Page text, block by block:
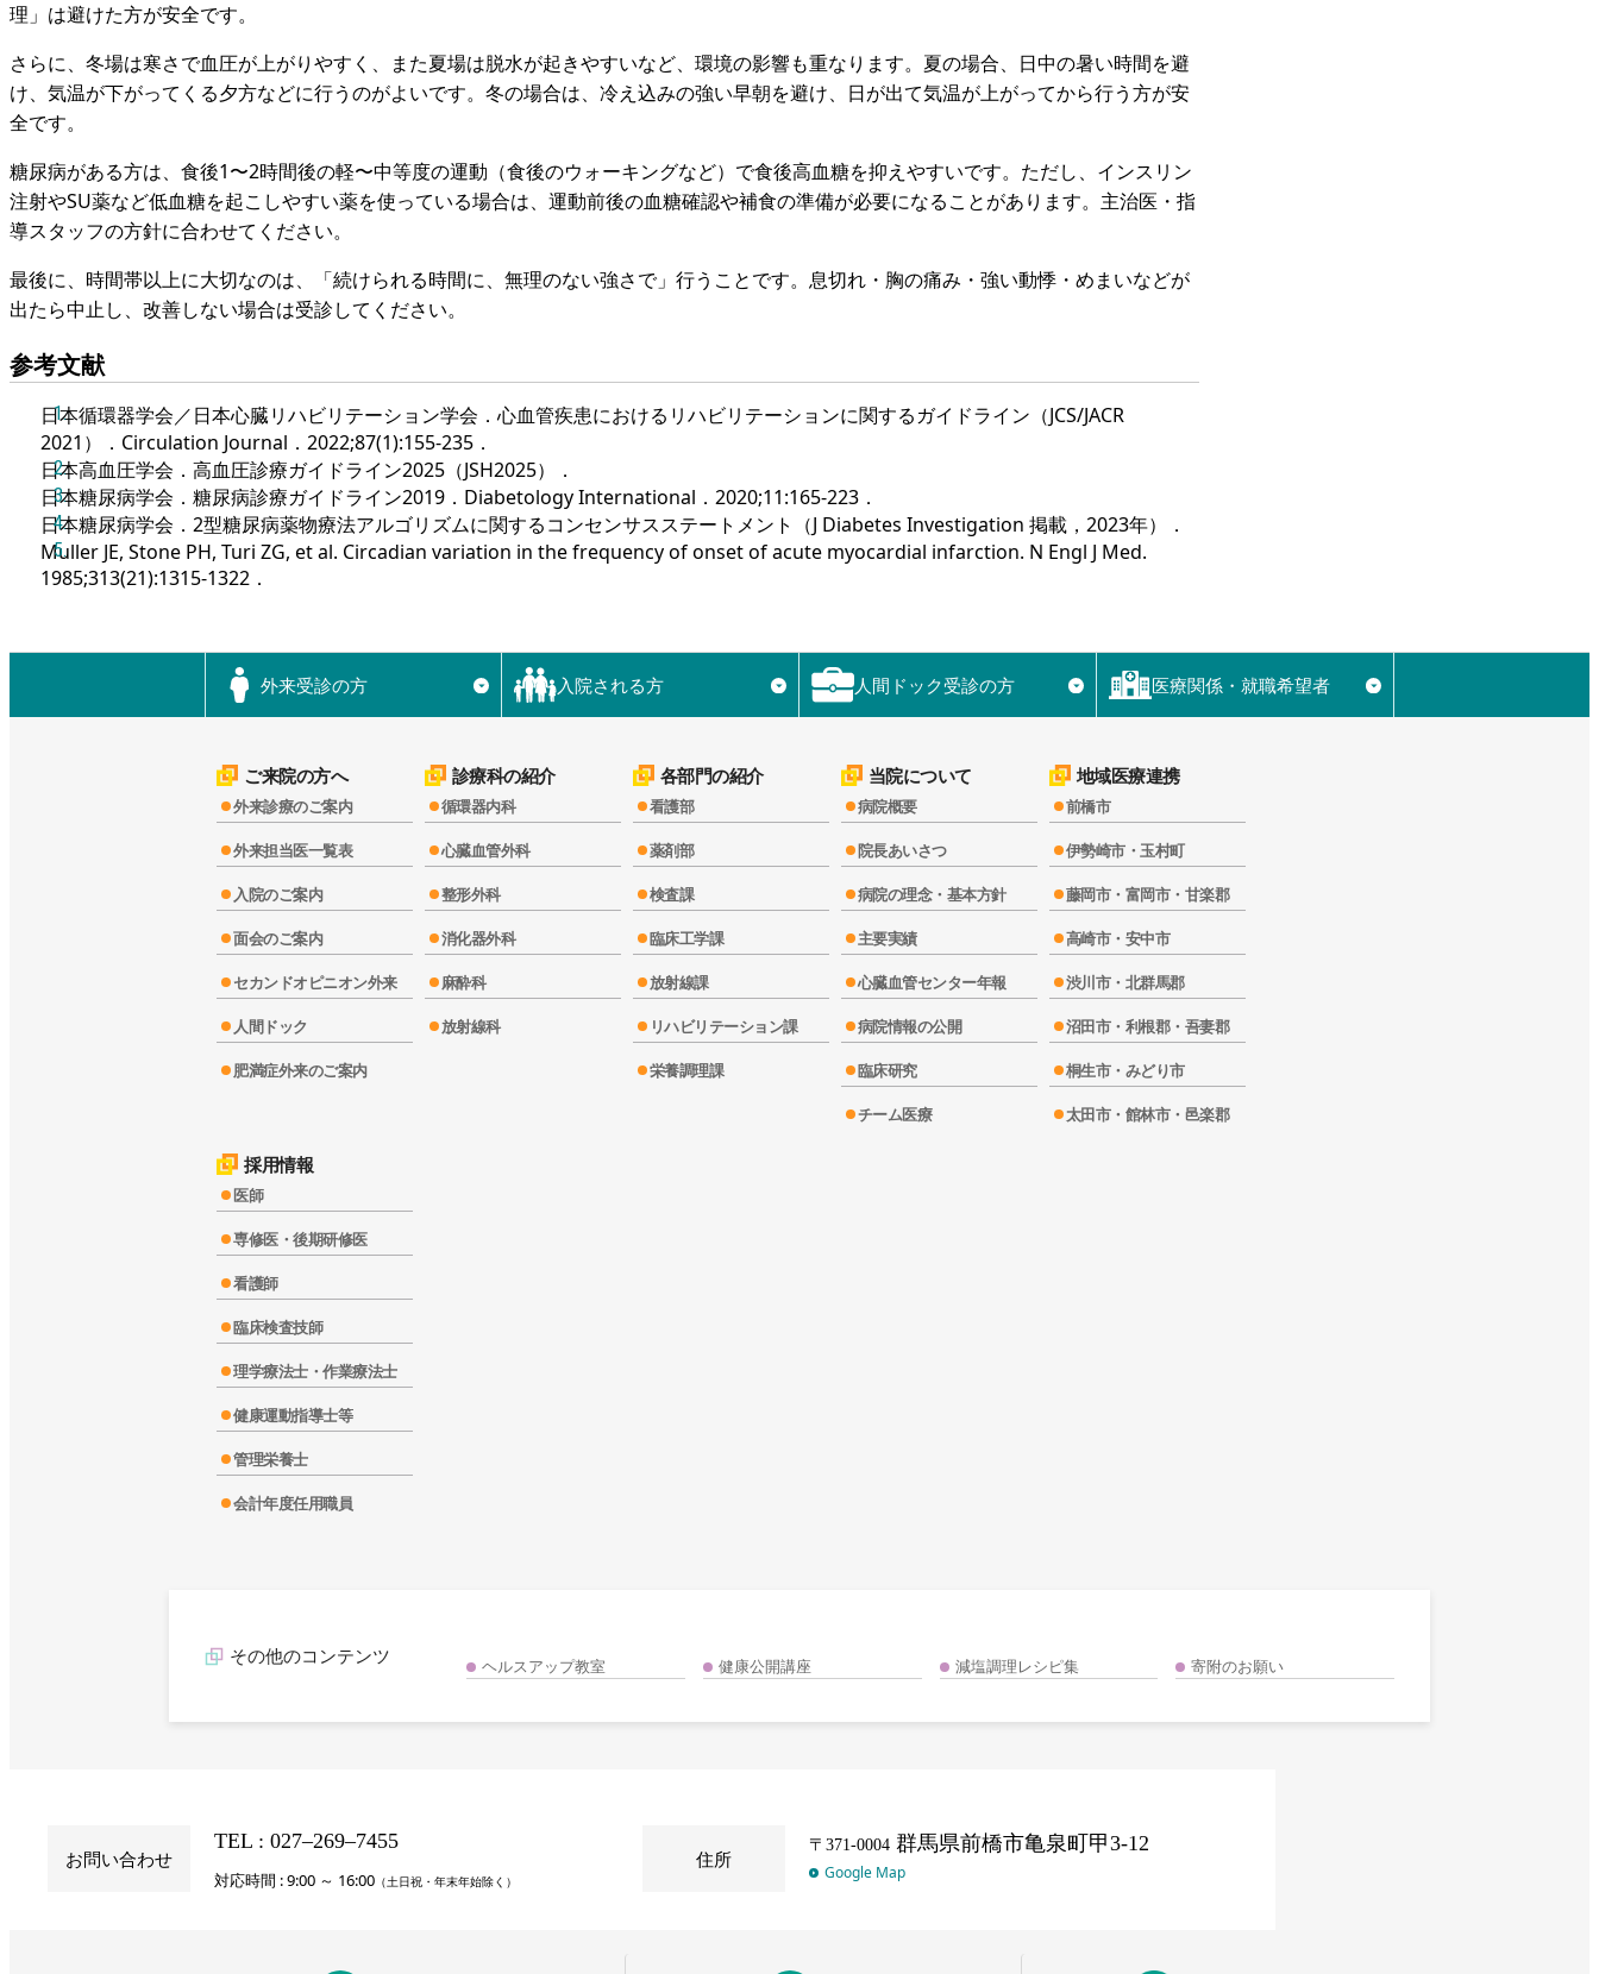
理」は避けた方が安全です。
さらに、冬場は寒さで血圧が上がりやすく、また夏場は脱水が起きやすいなど、環境の影響も重なります。夏の場合、日中の暑い時間を避
け、気温が下がってくる夕方などに行うのがよいです。冬の場合は、冷え込みの強い早朝を避け、日が出て気温が上がってから行う方が安
全です。
糖尿病がある方は、食後1〜2時間後の軽〜中等度の運動（食後のウォーキングなど）で食後高血糖を抑えやすいです。ただし、インスリン
注射やSU薬など低血糖を起こしやすい薬を使っている場合は、運動前後の血糖確認や補食の準備が必要になることがあります。主治医・指
導スタッフの方針に合わせてください。
最後に、時間帯以上に大切なのは、「続けられる時間に、無理のない強さで」行うことです。息切れ・胸の痛み・強い動悸・めまいなどが
出たら中止し、改善しない場合は受診してください。
参考文献
日本循環器学会／日本心臓リハビリテーション学会．心血管疾患におけるリハビリテーションに関するガイドライン（JCS/JACR
2021）．Circulation Journal．2022;87(1):155-235．
日本高血圧学会．高血圧診療ガイドライン2025（JSH2025）．
日本糖尿病学会．糖尿病診療ガイドライン2019．Diabetology International．2020;11:165-223．
日本糖尿病学会．2型糖尿病薬物療法アルゴリズムに関するコンセンサスステートメント（J Diabetes Investigation 掲載，2023年）．
Muller JE, Stone PH, Turi ZG, et al. Circadian variation in the frequency of onset of acute myocardial infarction. N Engl J Med.
1985;313(21):1315-1322．
外来受診の方 ▼ 入院される方 ▼ 人間ドック受診の方 ▼ 医療関係・就職希望者 ▼
ご来院の方へ
外来診療のご案内
外来担当医一覧表
入院のご案内
面会のご案内
セカンドオピニオン外来
人間ドック
肥満症外来のご案内
診療科の紹介
循環器内科
心臓血管外科
整形外科
消化器外科
麻酔科
放射線科
各部門の紹介
看護部
薬剤部
検査課
臨床工学課
放射線課
リハビリテーション課
栄養調理課
当院について
病院概要
院長あいさつ
病院の理念・基本方針
主要実績
心臓血管センター年報
病院情報の公開
臨床研究
チーム医療
地域医療連携
前橋市
伊勢崎市・玉村町
藤岡市・富岡市・甘楽郡
高崎市・安中市
渋川市・北群馬郡
沼田市・利根郡・吾妻郡
桐生市・みどり市
太田市・館林市・邑楽郡
採用情報
医師
専修医・後期研修医
看護師
臨床検査技師
理学療法士・作業療法士
健康運動指導士等
管理栄養士
会計年度任用職員
その他のコンテンツ ヘルスアップ教室 健康公開講座 減塩調理レシピ集 寄附のお願い
お問い合わせ
TEL : 027‒269‒7455
対応時間 : 9:00 ～ 16:00 （土日祝・年末年始除く）
住所
〒371-0004 群馬県前橋市亀泉町甲3-12
Google Map